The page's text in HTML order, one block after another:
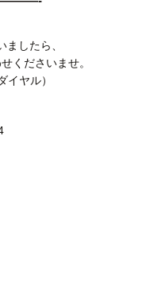
ましたら、
くださいませ。
イヤル）